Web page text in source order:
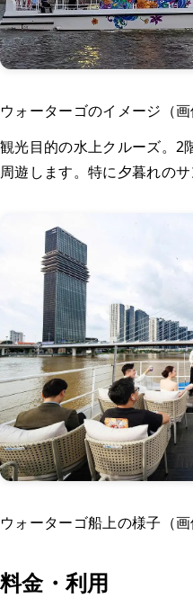
ウォーターゴのイメージ（画
観光目的の水上クルーズ。2
周遊します。特に夕暮れの
ウォーターゴ船上の様子（画
料金・利用